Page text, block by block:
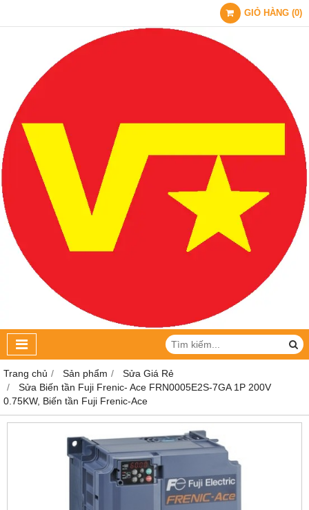
GIỎ HÀNG (0)
Trang chủ Sản phẩm
Sửa Giá Rẻ
Sửa Biến tần Fuji Frenic- Ace FRN0005E2S-7GA 1P 200V
0.75KW, Biến tần Fuji Frenic-Ace